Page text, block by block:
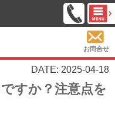
お問合せ
DATE: 2025-04-18
すか？注意点を